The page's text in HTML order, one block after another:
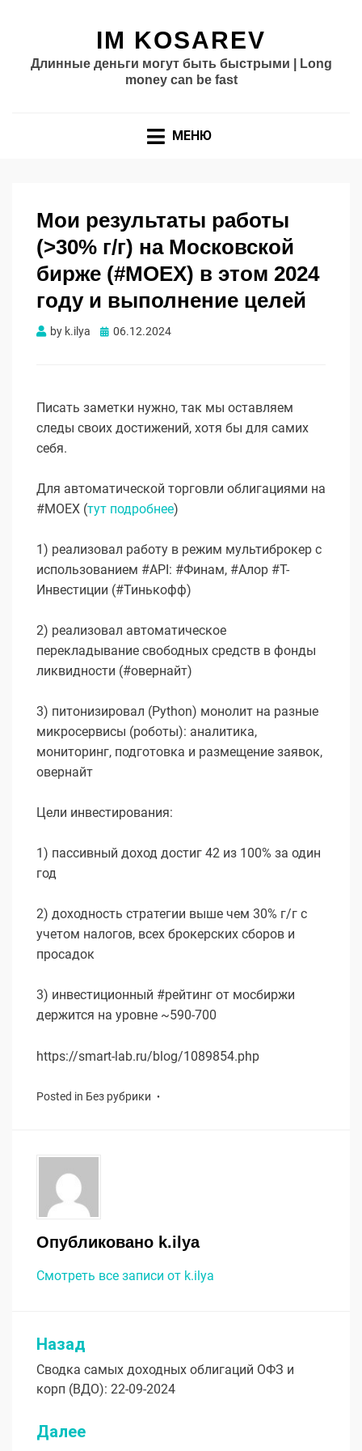
IM KOSAREV
Длинные деньги могут быть быстрыми | Long
money can be fast
МЕНЮ
Мои результаты работы
(>30% г/г) на Московской
бирже (#MOEX) в этом 2024
году и выполнение целей
by k.ilya Опубликовано
06.12.2024
Писать заметки нужно, так мы оставляем
следы своих достижений, хотя бы для самих
себя.
Для автоматической торговли облигациями на
#MOEX (тут подробнее)
1) реализовал работу в режим мультиброкер с
использованием #API: #Финам, #Алор #Т-
Инвестиции (#Тинькофф)
2) реализовал автоматическое
перекладывание свободных средств в фонды
ликвидности (#овернайт)
3) питонизировал (Python) монолит на разные
микросервисы (роботы): аналитика,
мониторинг, подготовка и размещение заявок,
овернайт
Цели инвестирования:
1) пассивный доход достиг 42 из 100% за один
год
2) доходность стратегии выше чем 30% г/г с
учетом налогов, всех брокерских сборов и
просадок
3) инвестиционный #рейтинг от мосбиржи
держится на уровне ~590-700
https://smart-lab.ru/blog/1089854.php
Posted in Без рубрики
Опубликовано k.ilya
Смотреть все записи от k.ilya
Навигация
по
записям
Назад
Сводка самых доходных облигаций ОФЗ и
корп (ВДО): 22-09-2024
Далее